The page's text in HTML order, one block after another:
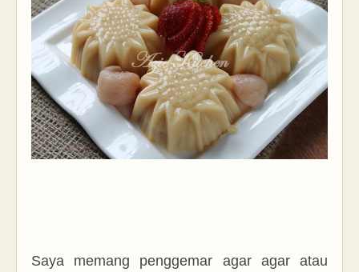
Saya memang penggemar agar agar atau